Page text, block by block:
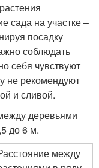
сада на участке –
посадку
соблюдать
себя чувствуют
не рекомендуют
и сливой.
деревьями
до 6 м.
между